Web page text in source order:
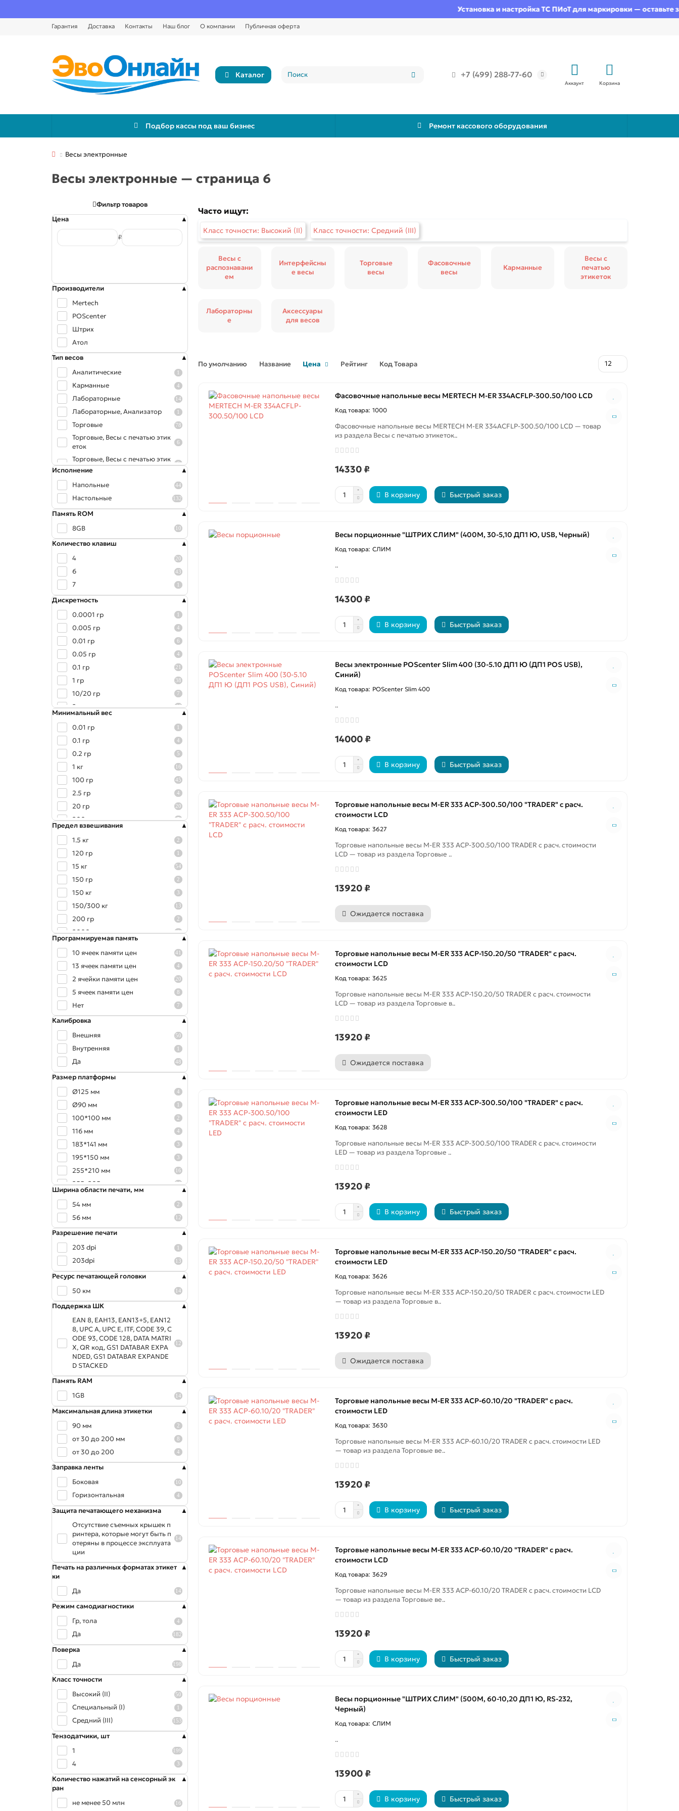
Установка и настройка ТС ПИоТ для маркировки — оставьте
Гарантия Доставка Контакты Наш блог О компании Публичная оферта
Каталог +7 (499) 288-77-60
Аккаунт Корзина
Подбор кассы под ваш бизнес Ремонт кассового оборудования
Весы электронные
Весы электронные — страница 6
Фильтр товаров
Цена
₽
Производители
Mertech
POScenter
Штрих
Атол
Тип весов
Аналитические
1
Карманные 4
Лабораторные 14
Лабораторные, Анализатор 1
Торговые 78
Торговые, Весы с печатью этик
еток
6
Торговые, Весы с печатью этик
еток, Весы с распознаванием
6
ием
2
Фасовочные 52
Фасовочные, Порционные
Исполнение
Напольные
44
Настольные 132
Память ROM
8GB
10
Количество клавиш
4
20
6 43
7 1
Дискретность
0.0001 гр
1
0.005 гр 4
0.01 гр 6
0.05 гр 4
0.1 гр 21
1 гр 38
10/20 гр 7
2 гр 46
20/50 гр 15
200 гр 2
5 гр 45
3
50/100 гр 13
Минимальный вес
0.01 гр
1
0.1 гр 4
0.2 гр 5
1 кг 16
100 гр 45
2.5 гр 4
20 гр 20
200 гр 7
40 гр 46
400 гр 17
5 гр 20
50 гр 18
Предел взвешивания
1.5 кг
2
120 гр 1
15 кг 54
150 гр 2
150 кг 3
150/300 кг 13
200 гр 2
2000 гр 1
30/60 кг 7
300 гр 4
32 кг 51
6 кг 27
60 кг 2
60/150 кг
600 гр 2
600 кг 2
Программируемая память
10 ячеек памяти цен
41
13 ячеек памяти цен 4
2 ячейки памяти цен 20
5 ячеек памяти цен 8
Нет 7
Калибровка
Внешняя
50
Внутренняя 1
Да 48
Размер платформы
Ø125 мм
4
Ø90 мм 1
100*100 мм 2
116 мм 4
183*141 мм 3
195*150 мм 3
255*210 мм 16
255х205 28
256*206 мм 6
265х370 мм 6
280*235 мм
300*200 7
300*220 мм 4
315*235 мм
320*420 мм 2
320х420 мм 2
325*275
325х255 мм 2
330*230 мм
340х300 мм
355х295 мм
405*355 мм 2
420*520 мм 12
600х800 мм
Ширина области печати, мм
54 мм
2
56 мм 12
Разрешение печати
203 dpi
1
203dpi 13
Ресурс печатающей головки
50 км
14
Поддержка ШК
EAN 8, EAH13, EAN13+5, EAN12
8, UPC A, UPC E, ITF, CODE 39, C
ODE 93, CODE 128, DATA MATRI
X, QR код, GS1 DATABAR EXPA
NDED, GS1 DATABAR EXPANDE
D STACKED
12
Память RAM
1GB
14
Максимальная длина этикетки
90 мм
2
от 30 до 200 мм 8
от 30 до 200 4
Заправка ленты
Боковая
10
Горизонтальная 4
Защита печатающего механизма
Отсутствие съемных крышек п
ринтера, которые могут быть п
отеряны в процессе эксплуата
ции
14
Печать на различных форматах этикет
ки
Да
14
Режим самодиагностики
Гр, тола
4
Да 182
Поверка
Да
198
Класс точности
Высокий (II)
50
Специальный (I) 1
Средний (III) 153
Тензодатчики, шт
1
199
4 3
Количество нажатий на сенсорный эк
ран
не менее 50 млн
16
Часто ищут:
Класс точности: Высокий (II) Класс точности: Средний (III)
Весы с
распознавани
ем
Интерфейсны
е весы
Торговые
весы
Фасовочные
весы
Карманные
Весы с
печатью
этикеток
Лабораторны
е
Аксессуары
для весов
По умолчанию Название Цена Рейтинг Код Товара
Фасовочные напольные весы MERTECH M-ER 334ACFLP-300.50/100 LCD
1000
Фасовочные напольные весы MERTECH M-ER 334ACFLP-300.50/100 LCD — товар
из раздела Весы с печатью этикеток..
14330 ₽
В корзину Быстрый заказ
Весы порционные "ШТРИХ СЛИМ" (400М, 30-5,10 ДП1 Ю, USB, Черный)
СЛИМ
..
14300 ₽
В корзину Быстрый заказ
Весы электронные POScenter Slim 400 (30-5.10 ДП1 Ю (ДП1 POS USB),
Синий)
POScenter Slim 400
..
14000 ₽
В корзину Быстрый заказ
Торговые напольные весы M-ER 333 ACP-300.50/100 "TRADER" с расч.
стоимости LCD
3627
Торговые напольные весы M-ER 333 ACP-300.50/100 TRADER с расч. стоимости
LCD — товар из раздела Торговые ..
13920 ₽
Ожидается поставка
Торговые напольные весы M-ER 333 ACP-150.20/50 "TRADER" с расч.
стоимости LCD
3625
Торговые напольные весы M-ER 333 ACP-150.20/50 TRADER с расч. стоимости
LCD — товар из раздела Торговые в..
13920 ₽
Ожидается поставка
Торговые напольные весы M-ER 333 ACP-300.50/100 "TRADER" с расч.
стоимости LED
3628
Торговые напольные весы M-ER 333 ACP-300.50/100 TRADER с расч. стоимости
LED — товар из раздела Торговые ..
13920 ₽
В корзину Быстрый заказ
Торговые напольные весы M-ER 333 ACP-150.20/50 "TRADER" с расч.
стоимости LED
3626
Торговые напольные весы M-ER 333 ACP-150.20/50 TRADER с расч. стоимости LED
— товар из раздела Торговые в..
13920 ₽
Ожидается поставка
Торговые напольные весы M-ER 333 ACP-60.10/20 "TRADER" с расч.
стоимости LED
3630
Торговые напольные весы M-ER 333 ACP-60.10/20 TRADER с расч. стоимости LED
— товар из раздела Торговые ве..
13920 ₽
В корзину Быстрый заказ
Торговые напольные весы M-ER 333 ACP-60.10/20 "TRADER" с расч.
стоимости LCD
3629
Торговые напольные весы M-ER 333 ACP-60.10/20 TRADER с расч. стоимости LCD
— товар из раздела Торговые ве..
13920 ₽
В корзину Быстрый заказ
Весы порционные "ШТРИХ СЛИМ" (500М, 60-10,20 ДП1 Ю, RS-232,
Черный)
СЛИМ
..
13900 ₽
В корзину Быстрый заказ